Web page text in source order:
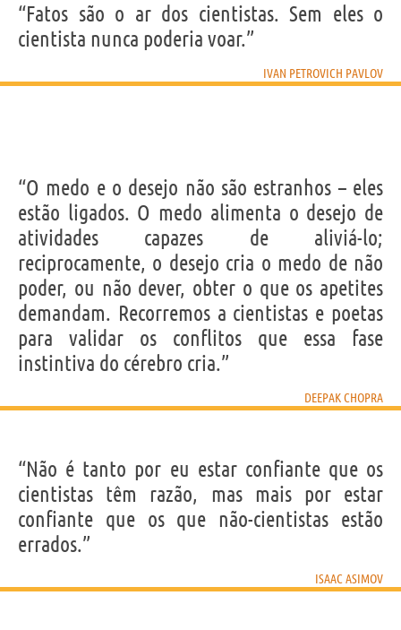
“Fatos são o ar dos cientistas. Sem eles o
cientista nunca poderia voar.”
IVAN PETROVICH PAVLOV
“O medo e o desejo não são estranhos – eles
estão ligados. O medo alimenta o desejo de
atividades capazes de aliviá-lo;
reciprocamente, o desejo cria o medo de não
poder, ou não dever, obter o que os apetites
demandam. Recorremos a cientistas e poetas
para validar os conflitos que essa fase
instintiva do cérebro cria.”
DEEPAK CHOPRA
“Não é tanto por eu estar confiante que os
cientistas têm razão, mas mais por estar
confiante que os que não-cientistas estão
errados.”
ISAAC ASIMOV